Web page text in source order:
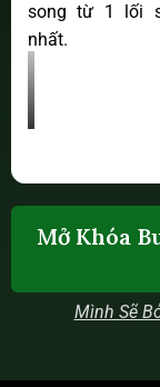
song từ 1 lối
nhất.
Mở Khóa
Mình Sẽ